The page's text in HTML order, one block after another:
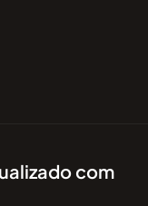
com